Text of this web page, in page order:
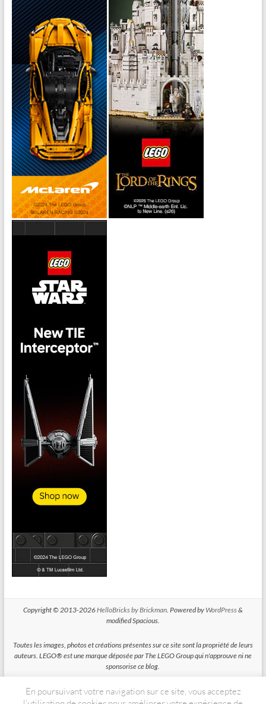
Copyright © 2013-2026HelloBricks by Brickman. Powered by WordPress&
modified Spacious.
Toutes les images, photos et créations présentes sur ce site sont la propriété de leurs
auteurs. LEGO® est une marque déposée par The LEGO Group qui n'approuve ni ne
sponsorise ce blog.
HelloBricks participe au Programme Partenaires d'Amazon EU, un programme
d'affiliation conçu pour permettre à des sites de percevoir une rémunération grace à
En poursuivant votre navigation sur ce site, vous acceptez